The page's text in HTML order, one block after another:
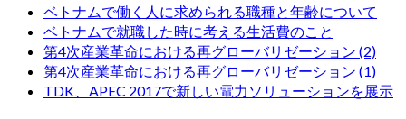
シ
ョ
ン
ベトナムで働く人に求められる職種と年齢について
ベトナムで就職した時に考える生活費のこと
第4次産業革命における再グローバリゼーション (2)
第4次産業革命における再グローバリゼーション (1)
TDK、APEC 2017で新しい電力ソリューションを展示